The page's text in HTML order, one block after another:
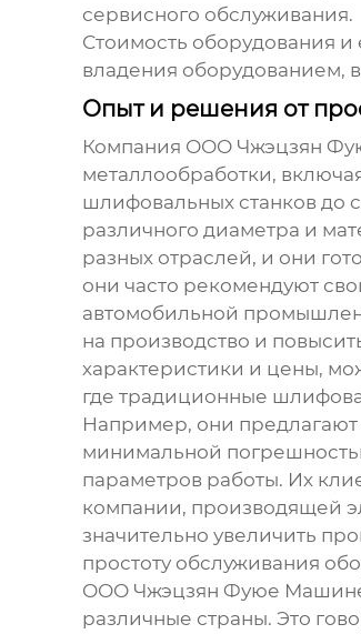
сервисного обслуживания.
Стоимость оборудования и
владения оборудованием,
Опыт и решения от
Компания ООО Чжэцзян
металлообработки,
шлифовальных станков до
различного диаметра и
разных отраслей, и они
они часто рекомендуют
автомобильной
на производство и
характеристики и цены,
где традиционные
Например, они предлагают
минимальной
параметров работы. Их
компании, производящей
значительно увеличить
простоту обслуживания
ООО Чжэцзян Фуюе
различные страны. Это